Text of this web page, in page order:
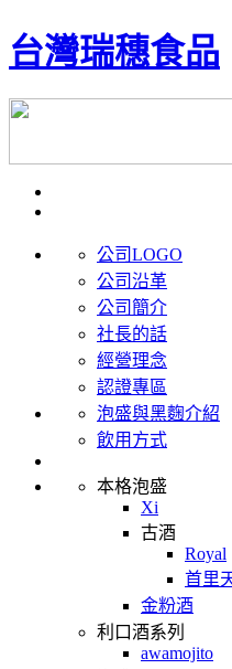
台灣瑞穗食品
公司LOGO
公司沿革
公司簡介
社長的話
經營理念
認證專區
泡盛與黑麴介紹
飲用方式
本格泡盛
Xi
古酒
Royal
首里
金粉酒
利口酒系列
awamojito